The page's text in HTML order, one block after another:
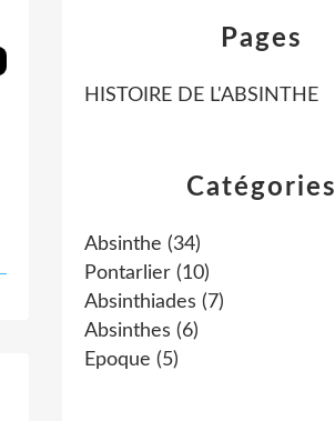
Catégories
Absinthe (34)
Pontarlier (10)
Absinthiades (7)
Absinthes (6)
Epoque (5)
Pages
HISTOIRE DE L'ABSINTHE